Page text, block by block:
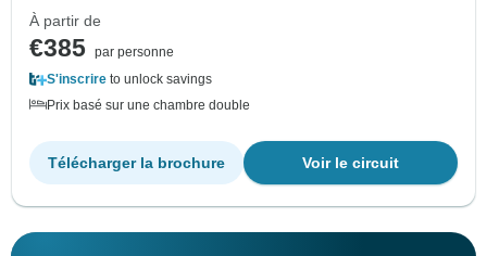
À partir de
€385 par personne
S'inscrire to unlock savings
Prix basé sur une chambre double
Voir le circuit
Télécharger la brochure